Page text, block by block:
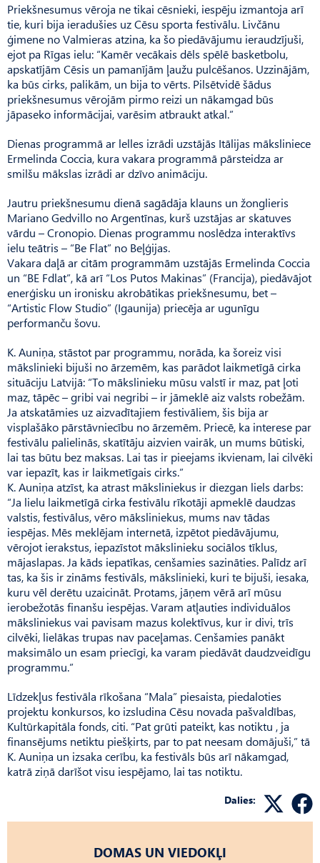
Priekšnesumus vēroja ne tikai cēsnieki, iespēju izmantoja arī
tie, kuri bija ieradušies uz Cēsu sporta festivālu. Livčānu
ģimene no Valmieras atzina, ka šo piedāvājumu ieraudzījuši,
ejot pa Rīgas ielu: “Kamēr vecākais dēls spēlē basketbolu,
apskatījām Cēsis un pamanījām ļaužu pulcēšanos. Uzzinājām,
ka būs cirks, palikām, un bija to vērts. Pilsētvidē šādus
priekšnesumus vērojām pirmo reizi un nākamgad būs
jāpaseko informācijai, varēsim atbraukt atkal.”
Dienas programmā ar lelles izrādi uzstājās Itālijas māksliniece
Ermelinda Coccia, kura vakara programmā pārsteidza ar
smilšu mākslas izrādi ar dzīvo animāciju.
Jautru priekšnesumu dienā sagādāja klauns un žonglieris
Mariano Gedvillo no Argentīnas, kurš uzstājas ar skatuves
vārdu – Cronopio. Dienas programmu noslēdza interaktīvs
ielu teātris – “Be Flat” no Beļģijas.
Vakara daļā ar citām programmām uzstājās Ermelinda Coccia
un “BE Fdlat”, kā arī “Los Putos Makinas” (Francija), piedāvājot
enerģisku un ironisku akrobātikas priekšnesumu, bet –
“Artistic Flow Studio” (Igaunija) priecēja ar ugunīgu
performanču šovu.
K. Auniņa, stāstot par programmu, norāda, ka šoreiz visi
mākslinieki bijuši no ārzemēm, kas parādot laikmetīgā cirka
situāciju Latvijā: “To mākslinieku mūsu valstī ir maz, pat ļoti
maz, tāpēc – gribi vai negribi – ir jāmeklē aiz valsts robežām.
Ja atskatāmies uz aizvadītajiem festivāliem, šis bija ar
visplašāko pārstāvniecību no ārzemēm. Priecē, ka interese par
festivālu palielinās, skatītāju aizvien vairāk, un mums būtiski,
lai tas būtu bez maksas. Lai tas ir pieejams ikvienam, lai cilvēki
var iepazīt, kas ir laikmetīgais cirks.”
K. Auniņa atzīst, ka atrast māksliniekus ir diezgan liels darbs:
“Ja lielu laikmetīgā cirka festivālu rīkotāji apmeklē daudzas
valstis, festivālus, vēro māksliniekus, mums nav tādas
iespējas. Mēs meklējam internetā, izpētot piedāvājumu,
vērojot ierakstus, iepazīstot mākslinieku sociālos tīklus,
mājaslapas. Ja kāds iepatīkas, cenšamies sazināties. Palīdz arī
tas, ka šis ir zināms festivāls, mākslinieki, kuri te bijuši, iesaka,
kuru vēl derētu uzaicināt. Protams, jāņem vērā arī mūsu
ierobežotās finanšu iespējas. Varam atļauties individuālos
māksliniekus vai pavisam mazus kolektīvus, kur ir divi, trīs
cilvēki, lielākas trupas nav paceļamas. Cenšamies panākt
maksimālo un esam priecīgi, ka varam piedāvāt daudzveidīgu
programmu.”
Līdzekļus festivāla rīkošana “Mala” piesaista, piedaloties
projektu konkursos, ko izsludina Cēsu novada pašvaldības,
Kultūrkapitāla fonds, citi. “Pat grūti pateikt, kas notiktu , ja
finansējums netiktu piešķirts, par to pat neesam domājuši,” tā
K. Auniņa un izsaka cerību, ka festivāls būs arī nākamgad,
katrā ziņā darīšot visu iespējamo, lai tas notiktu.
Dalies:
DOMAS UN VIEDOKĻI